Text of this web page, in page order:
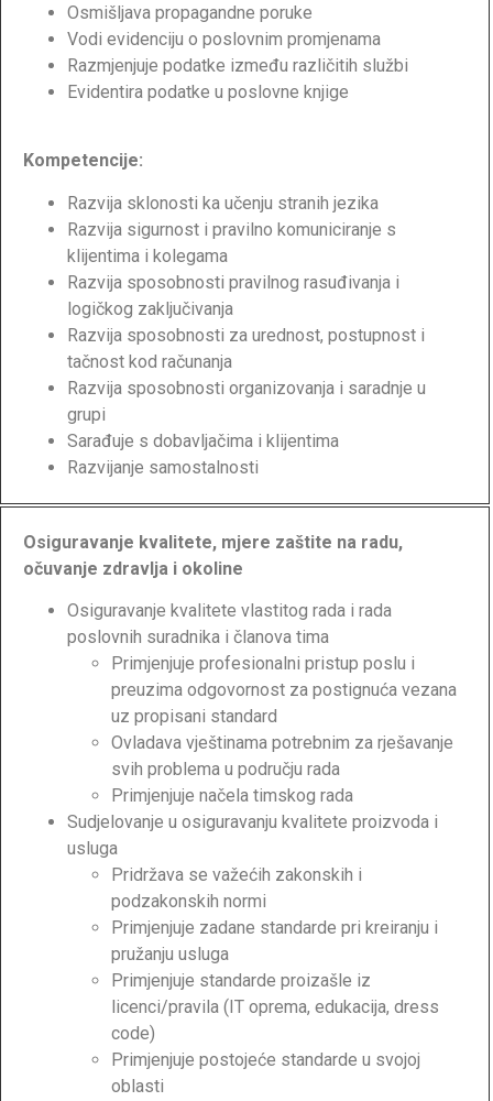
Osmišljava propagandne poruke
Vodi evidenciju o poslovnim promjenama
Razmjenjuje podatke između različitih službi
Evidentira podatke u poslovne knjige
Kompetencije:
Razvija sklonosti ka učenju stranih jezika
Razvija sigurnost i pravilno komuniciranje s
klijentima i kolegama
Razvija sposobnosti pravilnog rasuđivanja i
logičkog zaključivanja
Razvija sposobnosti za urednost, postupnost i
tačnost kod računanja
Razvija sposobnosti organizovanja i saradnje u
grupi
Sarađuje s dobavljačima i klijentima
Razvijanje samostalnosti
Osiguravanje kvalitete, mjere zaštite na radu,
očuvanje zdravlja i okoline
Osiguravanje kvalitete vlastitog rada i rada
poslovnih suradnika i članova tima
Primjenjuje profesionalni pristup poslu i
preuzima odgovornost za postignuća vezana
uz propisani standard
Ovladava vještinama potrebnim za rješavanje
svih problema u području rada
Primjenjuje načela timskog rada
Sudjelovanje u osiguravanju kvalitete proizvoda i
usluga
Pridržava se važećih zakonskih i
podzakonskih normi
Primjenjuje zadane standarde pri kreiranju i
pružanju usluga
Primjenjuje standarde proizašle iz
licenci/pravila (IT oprema, edukacija, dress
code)
Primjenjuje postojeće standarde u svojoj
oblasti